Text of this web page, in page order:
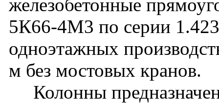
железобетонные
5К66-4М3 по серии
одноэтажных
м без мостовых кранов.
Колонны